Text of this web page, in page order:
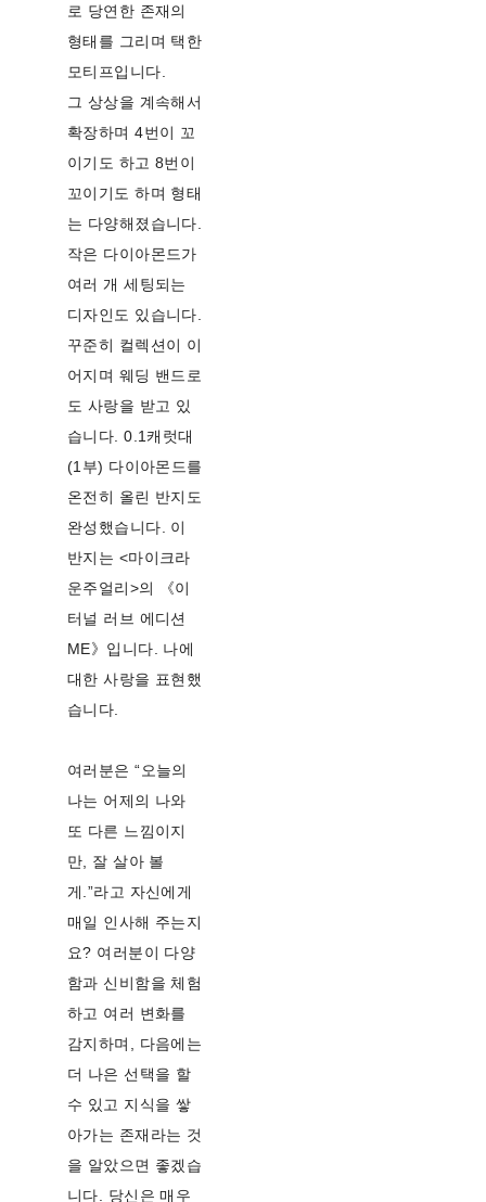
로 당연한 존재의
형태를 그리며 택한
모티프입니다.
그 상상을 계속해서
확장하며 4번이 꼬
이기도 하고 8번이
꼬이기도 하며 형태
는 다양해졌습니다.
작은 다이아몬드가
여러 개 세팅되는
디자인도 있습니다.
꾸준히 컬렉션이 이
어지며 웨딩 밴드로
도 사랑을 받고 있
습니다. 0.1캐럿대
(1부) 다이아몬드를
온전히 올린 반지도
완성했습니다. 이
반지는 <마이크라
운주얼리>의 《이
터널 러브 에디션
ME》입니다. 나에
대한 사랑을 표현했
습니다.
여러분은 “오늘의
나는 어제의 나와
또 다른 느낌이지
만, 잘 살아 볼
게.”라고 자신에게
매일 인사해 주는지
요? 여러분이 다양
함과 신비함을 체험
하고 여러 변화를
감지하며, 다음에는
더 나은 선택을 할
수 있고 지식을 쌓
아가는 존재라는 것
을 알았으면 좋겠습
니다. 당신은 매우